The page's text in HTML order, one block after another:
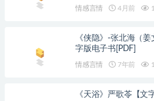
情感言情 4月前
《侠隐》-张北海（
字版电子书[PDF]
情感言情 7年前
《天浴》严歌苓【文